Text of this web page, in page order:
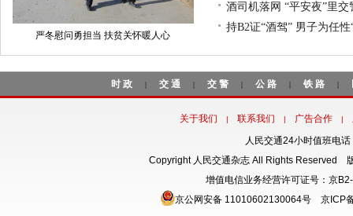
严冬慰问勇担当 扶贫关怀暖人心
酒司机落网 “平安夜”里交
持B2证“酒驾” 男子为任性
时政 交通 交警 公路 铁路
关于我们 联系我们 广告合作
人民交通24小时值班电
Copyright 人民交通杂志 All Rights Reserved
增值电信业务经营许可证号：京
京公网安备 11010602130064号
京ICP